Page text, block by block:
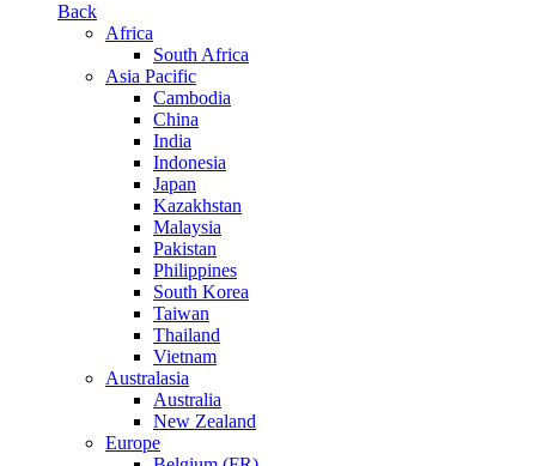
Back
Africa
South Africa
Asia Pacific
Cambodia
China
India
Indonesia
Japan
Kazakhstan
Malaysia
Pakistan
Philippines
South Korea
Taiwan
Thailand
Vietnam
Australasia
Australia
New Zealand
Europe